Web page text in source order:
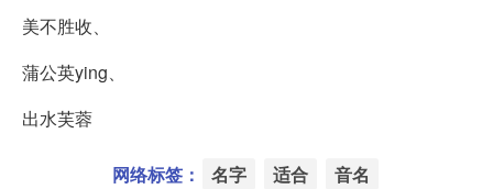
美不胜收、
蒲公英ying、
出水芙蓉
网络标签： 名字 适合 音名